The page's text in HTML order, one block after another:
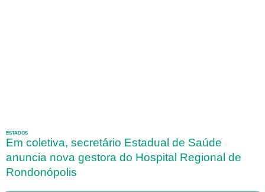
ESTADOS
Em coletiva, secretário Estadual de Saúde
anuncia nova gestora do Hospital Regional de
Rondonópolis